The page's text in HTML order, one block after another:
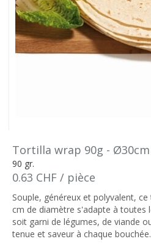
Tortilla wrap 90g - Ø30cm
90 gr.
0.63 CHF / pièce
Souple, généreux et polyvalent,
cm de diamètre s'adapte à toutes
soit garni de légumes, de viande
tenue et saveur à chaque bouchée.